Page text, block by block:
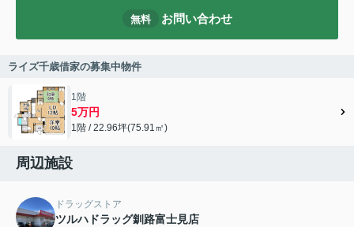
無料 お問い合わせ
ライズ千歳借家の募集中物件
1階
5万円
1階 / 22.96坪(75.91㎡)
周辺施設
ドラッグストア
ツルハドラッグ釧路富士見店